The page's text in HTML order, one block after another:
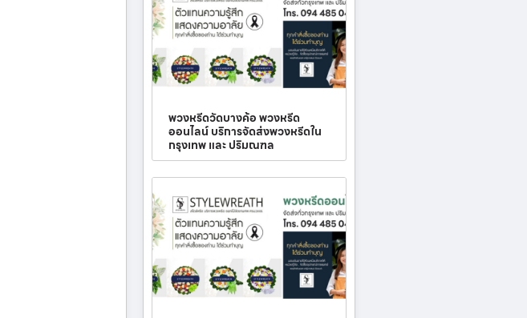
พวงหรีดวัดบางค้อ พวงหรีด
ออนไลน์ บริการจัดส่งพวงหรีดใน
กรุงเทพ และ ปริมณฑล